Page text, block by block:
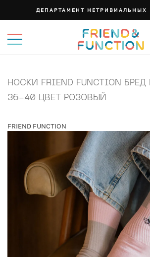
ДЕПАРТАМЕНТ НЕТРИВИАЛЬНЫХ
НОСКИ FRIEND FUNCTION
36-40 ЦВЕТ РОЗОВЫЙ
FRIEND FUNCTION